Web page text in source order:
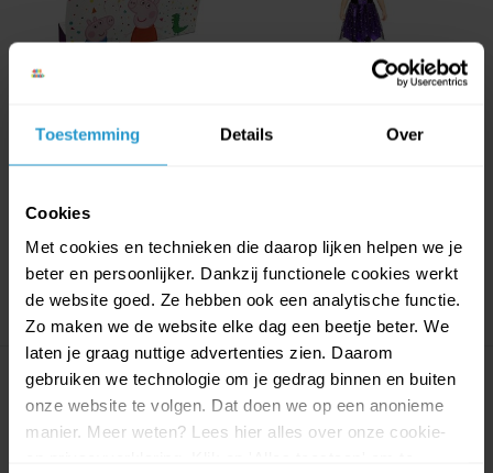
Toestemming Details Over
Cookies
Met cookies en technieken die daarop lijken helpen we je
beter en persoonlijker. Dankzij functionele cookies werkt
de website goed. Ze hebben ook een analytische functie.
Zo maken we de website elke dag een beetje beter. We
laten je graag nuttige advertenties zien. Daarom
gebruiken we technologie om je gedrag binnen en buiten
onze website te volgen. Dat doen we op een anonieme
manier. Meer weten? Lees hier alles over onze cookie-
Amscan - Peppa Pig -
stemming komen v...
€0,99 €0,89
Amscan Carnaval
heksenkostuum
Peppa Pig versiering voor een vrolijk
kinderfeestje